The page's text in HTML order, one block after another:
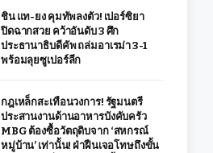
ชิน แท-ยง คุมทัพลงตัว! เปอร์ซิยา
ปิดฉากสวย คว้าอันดับ 3 ศึก
ประธานาธิบดีคัพ ถล่มอาเรม่า 3-1
พร้อมลุยซูเปอร์ลีก
กฎเหล็กสะเทือนวงการ! รัฐมนตรี
ประสานงานด้านอาหารบังคับครัว
MBG ต้องซื้อวัตถุดิบจาก ‘สหกรณ์
หมู่บ้าน’ เท่านั้น! ฝ่าฝืนเจอโทษถึงขั้น